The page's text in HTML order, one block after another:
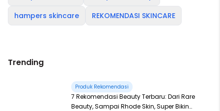
hampers skincare
REKOMENDASI SKINCARE
Trending
Produk Rekomendasi
7 Rekomendasi Beauty Terbaru: Dari Rare
Beauty, Sampai Rhode Skin, Super Bikin